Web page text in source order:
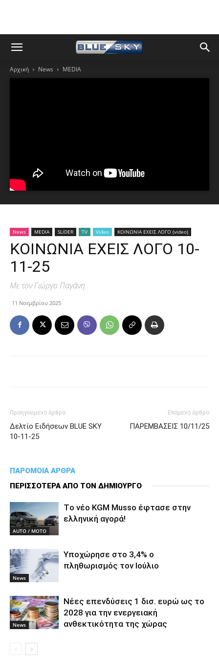
Αρχική News MEDIA
News MEDIA SLIDER TV Video ΚΟΙΝΩΝΙΑ ΕΧΕΙΣ ΛΟΓΟ (video)
ΚΟΙΝΩΝΙΑ ΕΧΕΙΣ ΛΟΓΟ 10-
11-25
Με τον Γιώργο Παγάνη
11 Νοεμβρίου 2025
Προηγούμενο άρθρο
Δελτίο Ειδήσεων BLUE SKY
10-11-25
Επόμενο άρθρο
ΠΑΡΕΜΒΑΣΕΙΣ 10/11/25
ΠΑΡΟΜΟΙΑ ΑΡΘΡΑ
ΠΕΡΙΣΣΟΤΕΡΑ ΑΠΟ ΤΟΝ ΔΗΜΙΟΥΡΓΟ
AUTO / MOTO
Tο νέο KGM Musso έφτασε στην
ελληνική αγορά!
News
Υποχώρησε στο 3,4% ο
πληθωρισμός τον Ιούλιο
News
Νέες επενδύσεις 1 δισ. ευρώ ως το
2028 για την ενεργειακή
ανθεκτικότητα της χώρας